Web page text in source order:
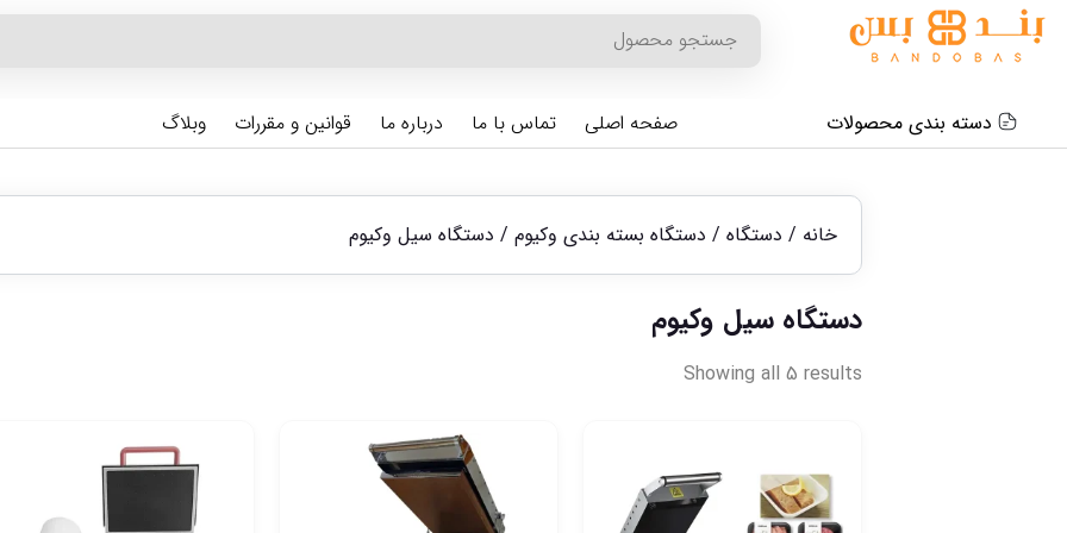
دسته بندی محصولات صفحه اصلی تماس با ما درباره ما قوانین و مقررات وبلاگ
خانه / دستگاه / دستگاه بسته بندی وکیوم / دستگاه سیل وکیوم
دستگاه سیل وکیوم
Showing all 5 results